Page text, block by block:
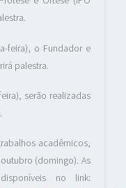
feira), o Fundador e
palestra.
serão realizadas
acadêmicos,
(domingo). As
no link: